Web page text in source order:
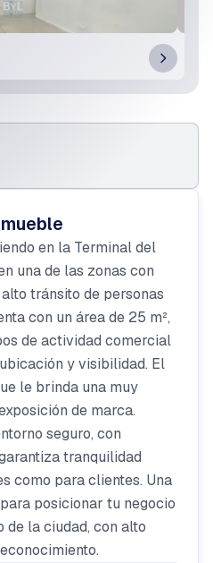
en la Terminal del
una de las zonas con
tránsito de personas
con un área de 25 m²,
de actividad comercial
y visibilidad. El
le brinda una muy
de marca.
seguro, con
tranquilidad
como para clientes. Una
posicionar tu negocio
de la ciudad, con alto